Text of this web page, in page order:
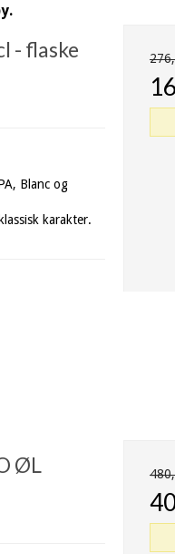
- flaske
Blanc og
karakter.
ØL